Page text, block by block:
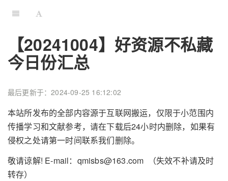
【20241004】好资源不私藏
今日份汇总
最后更新于：2024-09-25 16:12:02
本站所发布的全部内容源于互联网搬运，仅限于小范围内
传播学习和文献参考，请在下载后24小时内删除，如果有
侵权之处请第一时间联系我们删除。
敬请谅解! E-mail：qmisbs@163.com （失效不补请及时
转存）